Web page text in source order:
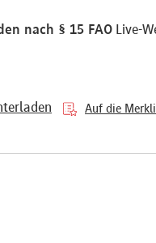
nach § 15 FAO Live-
Auf die